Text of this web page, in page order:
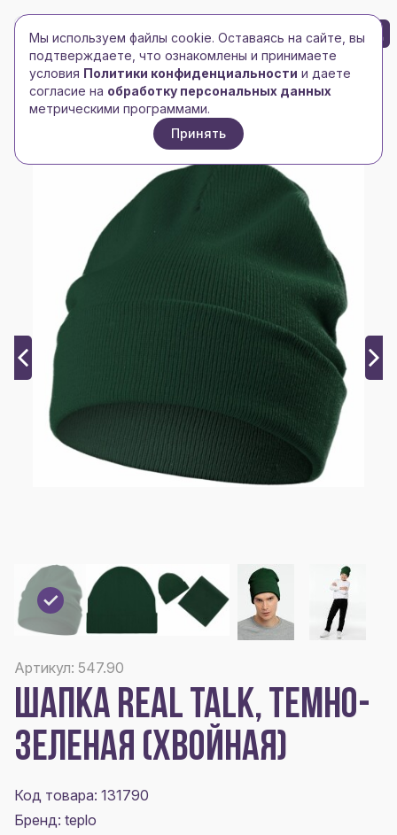
Toggle navigation
Toggle navigation
БРЕНД-ЛОГО 0
Главная/Головные уборы/Шапки/
Шапка Real Talk, темно-зеленая (хвойная)
Артикул: 547.90
ШАПКА REAL TALK, ТЕМНО-
ЗЕЛЕНАЯ (ХВОЙНАЯ)
Код товара: 131790
Бренд: teplo
Мы используем файлы cookie. Оставаясь на сайте, вы
подтверждаете, что ознакомлены и принимаете
условия Политики конфиденциальности и даете
согласие на обработку персональных данных
метрическими программами.
Принять